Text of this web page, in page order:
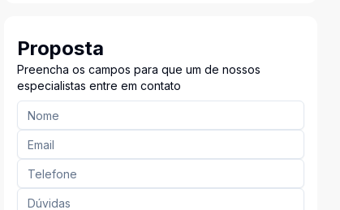
Proposta
Preencha os campos para que um de nossos
especialistas entre em contato